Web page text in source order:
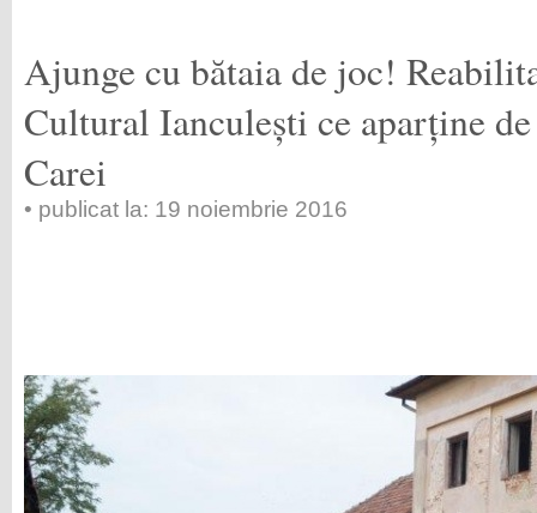
Ajunge cu bătaia de joc!
Cultural Ianculești ce aparține
Carei
• publicat la: 19 noiembrie 2016